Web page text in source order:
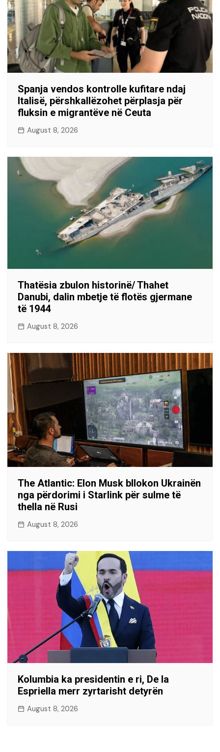
Spanja vendos kontrolle kufitare ndaj
Italisë, përshkallëzohet përplasja për
fluksin e migrantëve në Ceuta
August 8, 2026
Thatësia zbulon historinë/ Thahet
Danubi, dalin mbetje të flotës gjermane
të 1944
August 8, 2026
The Atlantic: Elon Musk bllokon Ukrainën
nga përdorimi i Starlink për sulme të
thella në Rusi
August 8, 2026
Kolumbia ka presidentin e ri, De la
Espriella merr zyrtarisht detyrën
August 8, 2026